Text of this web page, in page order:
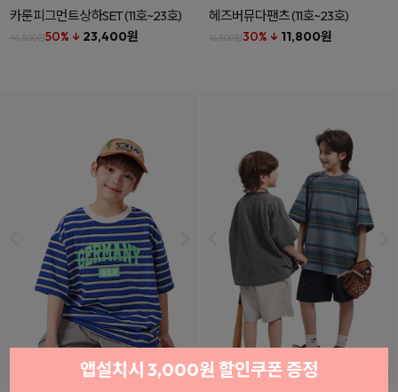
카룬피그먼트상하SET(11호~23호)
46,800원50% ↓ 23,400원
헤즈버뮤다팬츠(11호~23호)
16,800원30% ↓ 11,800원
앱설치시 3,000원 할인쿠폰 증정